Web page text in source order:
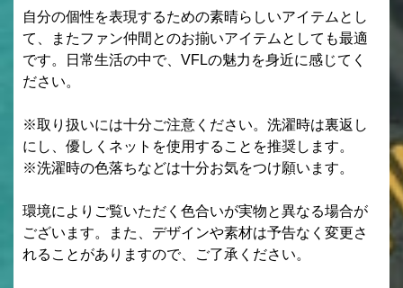
自分の個性を表現するための素晴らしいアイテムとし
て、またファン仲間とのお揃いアイテムとしても最適
です。日常生活の中で、VFLの魅力を身近に感じてく
ださい。
※取り扱いには十分ご注意ください。洗濯時は裏返し
にし、優しくネットを使用することを推奨します。
※洗濯時の色落ちなどは十分お気をつけ願います。
環境によりご覧いただく色合いが実物と異なる場合が
ございます。また、デザインや素材は予告なく変更さ
れることがありますので、ご了承ください。